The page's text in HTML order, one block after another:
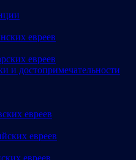
евреев
евреев
и достопримечательности
евреев
евреев
евреев